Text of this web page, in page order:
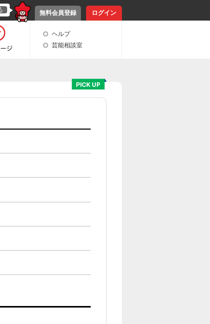
無料会員登録 ログイン
ヘルプ
芸能相談室